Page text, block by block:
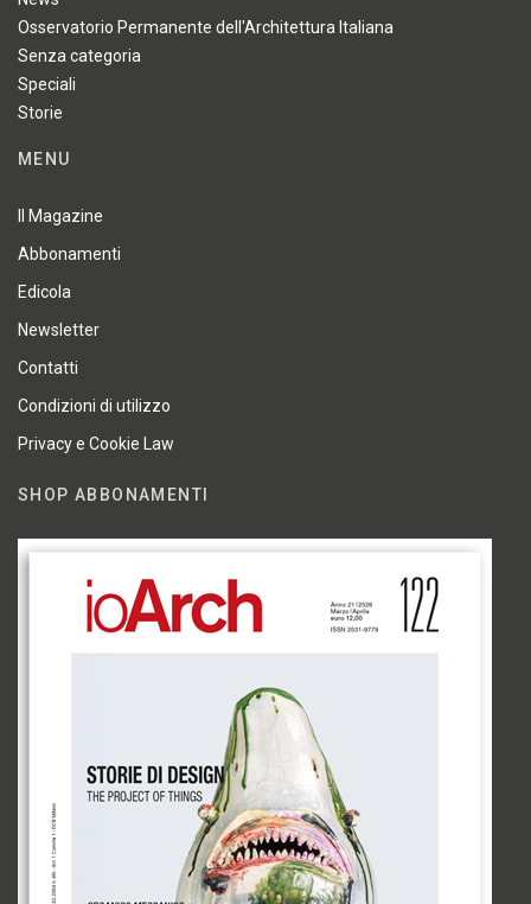
Osservatorio Permanente dell'Architettura Italiana
Senza categoria
Speciali
Storie
MENU
Il Magazine
Abbonamenti
Edicola
Newsletter
Contatti
Condizioni di utilizzo
Privacy e Cookie Law
SHOP ABBONAMENTI